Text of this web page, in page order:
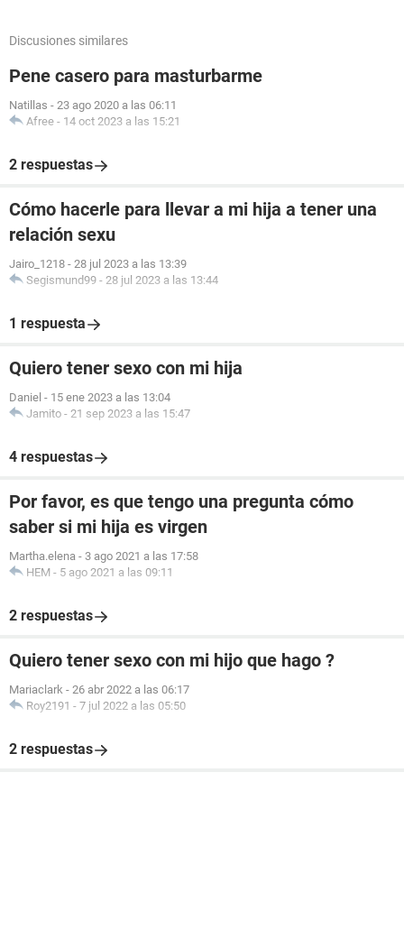
Discusiones similares
Pene casero para masturbarme
Natillas - 23 ago 2020 a las 06:11
Afree - 14 oct 2023 a las 15:21
2 respuestas
Cómo hacerle para llevar a mi hija a tener una
relación sexu
Jairo_1218 - 28 jul 2023 a las 13:39
Segismund99 - 28 jul 2023 a las 13:44
1 respuesta
Quiero tener sexo con mi hija
Daniel - 15 ene 2023 a las 13:04
Jamito - 21 sep 2023 a las 15:47
4 respuestas
Por favor, es que tengo una pregunta cómo
saber si mi hija es virgen
Martha.elena - 3 ago 2021 a las 17:58
HEM - 5 ago 2021 a las 09:11
2 respuestas
Quiero tener sexo con mi hijo que hago ?
Mariaclark - 26 abr 2022 a las 06:17
Roy2191 - 7 jul 2022 a las 05:50
2 respuestas